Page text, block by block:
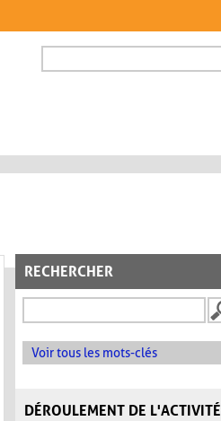
FORMULAIRE DE
RECHERCHER
Voir tous les mots-clés
DÉROULEMENT DE L'ACTIVITÉ